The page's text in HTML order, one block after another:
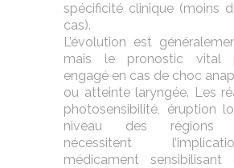
spécificité clinique (moins
cas).
L’évolution est
mais le pronostic vital
engagé en cas de choc
ou atteinte laryngée. Les
photosensibilité, éruption
niveau des régions
nécessitent
médicament